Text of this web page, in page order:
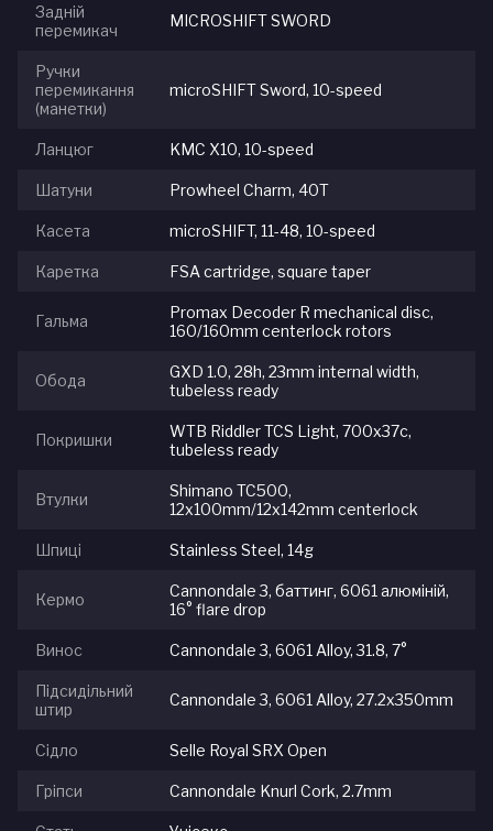
Задній
перемикач
MICROSHIFT SWORD
Ручки
перемикання
(манетки)
microSHIFT Sword, 10-speed
Ланцюг KMC X10, 10-speed
Шатуни Prowheel Charm, 40T
Касета microSHIFT, 11-48, 10-speed
Каретка FSA cartridge, square taper
Гальма
Promax Decoder R mechanical disc,
160/160mm centerlock rotors
Обода
GXD 1.0, 28h, 23mm internal width,
tubeless ready
Покришки
WTB Riddler TCS Light, 700x37c,
tubeless ready
Втулки
Shimano TC500,
12x100mm/12x142mm centerlock
Шпиці Stainless Steel, 14g
Кермо
Cannondale 3, баттинг, 6061 алюміній,
16° flare drop
Винос Cannondale 3, 6061 Alloy, 31.8, 7°
Підсидільний
штир
Cannondale 3, 6061 Alloy, 27.2x350mm
Сідло Selle Royal SRX Open
Гріпси Cannondale Knurl Cork, 2.7mm